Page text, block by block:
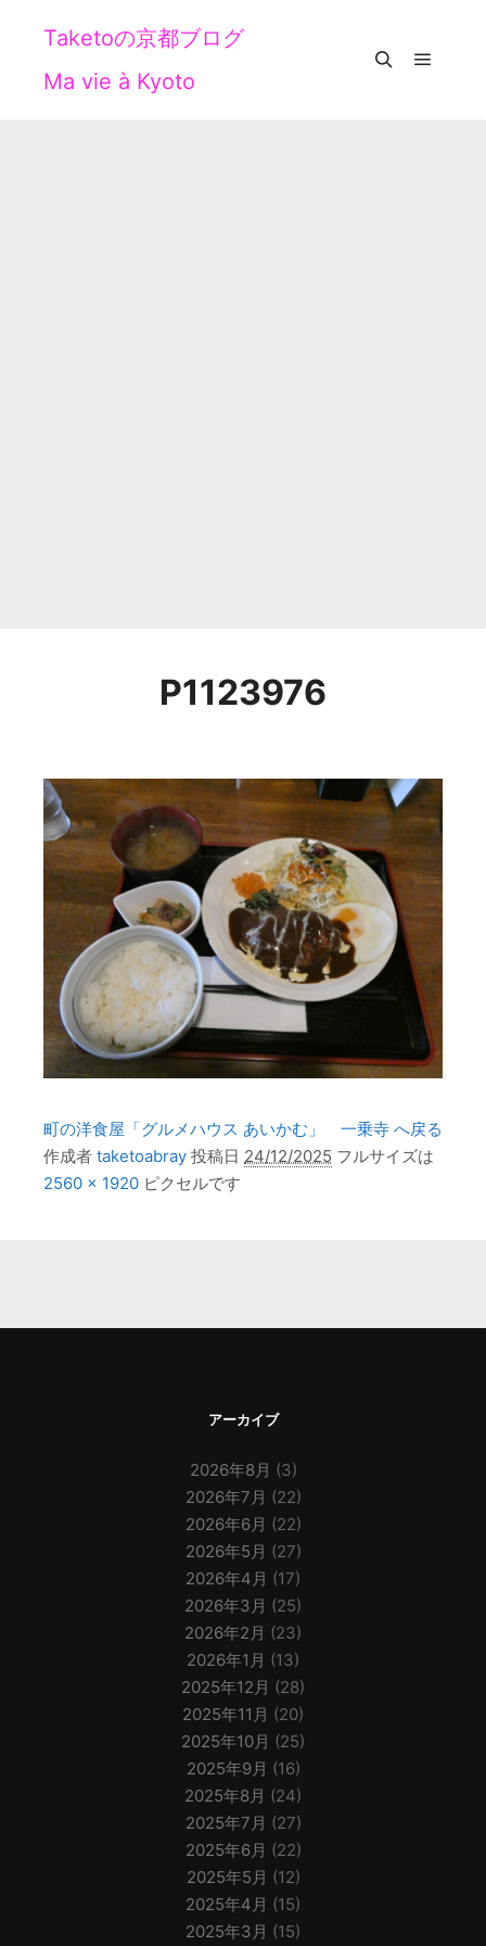
Taketoの京都ブログ
Ma vie à Kyoto
P1123976
町の洋食屋「グルメハウス あいかむ」 一乗寺 へ戻る
作成者 taketoabray 投稿日 24/12/2025 フルサイズは
2560 × 1920 ピクセルです
アーカイブ
2026年8月 (3)
2026年7月 (22)
2026年6月 (22)
2026年5月 (27)
2026年4月 (17)
2026年3月 (25)
2026年2月 (23)
2026年1月 (13)
2025年12月 (28)
2025年11月 (20)
2025年10月 (25)
2025年9月 (16)
2025年8月 (24)
2025年7月 (27)
2025年6月 (22)
2025年5月 (12)
2025年4月 (15)
2025年3月 (15)